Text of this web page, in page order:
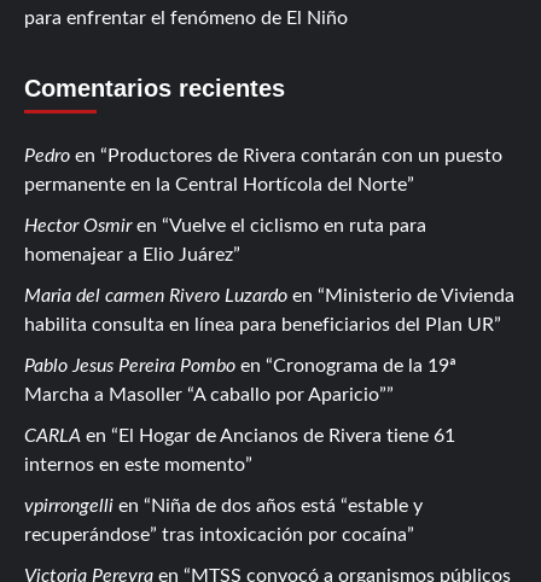
para enfrentar el fenómeno de El Niño
Comentarios recientes
Pedro en
Productores de Rivera contarán con un puesto
permanente en la Central Hortícola del Norte
Hector Osmiren
Vuelve el ciclismo en ruta para
homenajear a Elio Juárez
Maria del carmen Rivero Luzardo en
Ministerio de Vivienda
habilita consulta en línea para beneficiarios del Plan UR
Pablo Jesus Pereira Pombo en
Cronograma de la 19ª
Marcha a Masoller “A caballo por Aparicio”
CARLA en
El Hogar de Ancianos de Rivera tiene 61
internos en este momento
vpirrongelli en
Niña de dos años está “estable y
recuperándose” tras intoxicación por cocaína
Victoria Pereyra en MTSS convocó a organismos públicos